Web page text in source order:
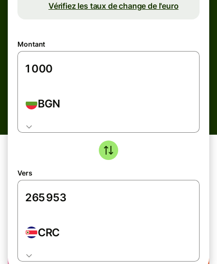
Vérifiez les taux de change de l'euro
Montant
BGN
Vers
CRC